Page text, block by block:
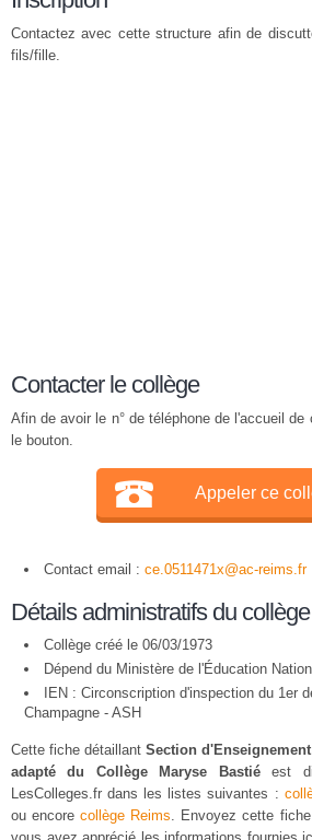
Contactez avec cette structure afin de
fils/fille.
Contacter le collège
Afin de avoir le n° de téléphone de l'accueil
le bouton.
Appeler ce
Contact email : ce.0511471x@ac-reims.fr
Détails administratifs du collège
Collège créé le 06/03/1973
Dépend du Ministère de l'Éducation
IEN : Circonscription d'inspection du 1er
Champagne - ASH
Cette fiche détaillant Section
adapté du Collège Maryse Bastiéest
LesColleges.fr dans les listes suivantes :
ou encorecollège Reims. Envoyez cette